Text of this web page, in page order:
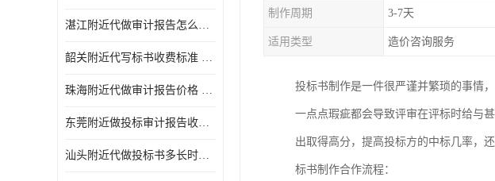
湛江附近代做审计报告怎么收费 一对一服务
韶关附近代写标书收费标准 满足客户需求
珠海附近代做审计报告价格 投标书怎么做
东莞附近做投标审计报告收费标准 标书废标注意事项
汕头附近代做投标书多长时间做好 标书废标注意事项
制作周期 3-7天
适用类型 造价咨询服务
投标书制作是一件很严谨并繁琐的事情
一点点瑕疵都会导致评审在评标时给与
出取得高分，提高投标方的中标几率，
标书制作合作流程：